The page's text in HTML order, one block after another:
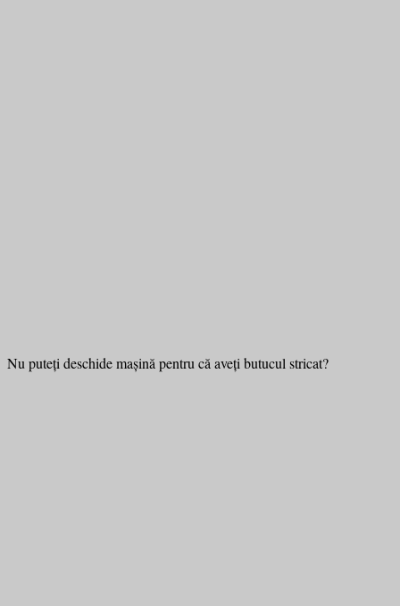
Nu puteți deschide mașină pentru că aveți butucul stricat?